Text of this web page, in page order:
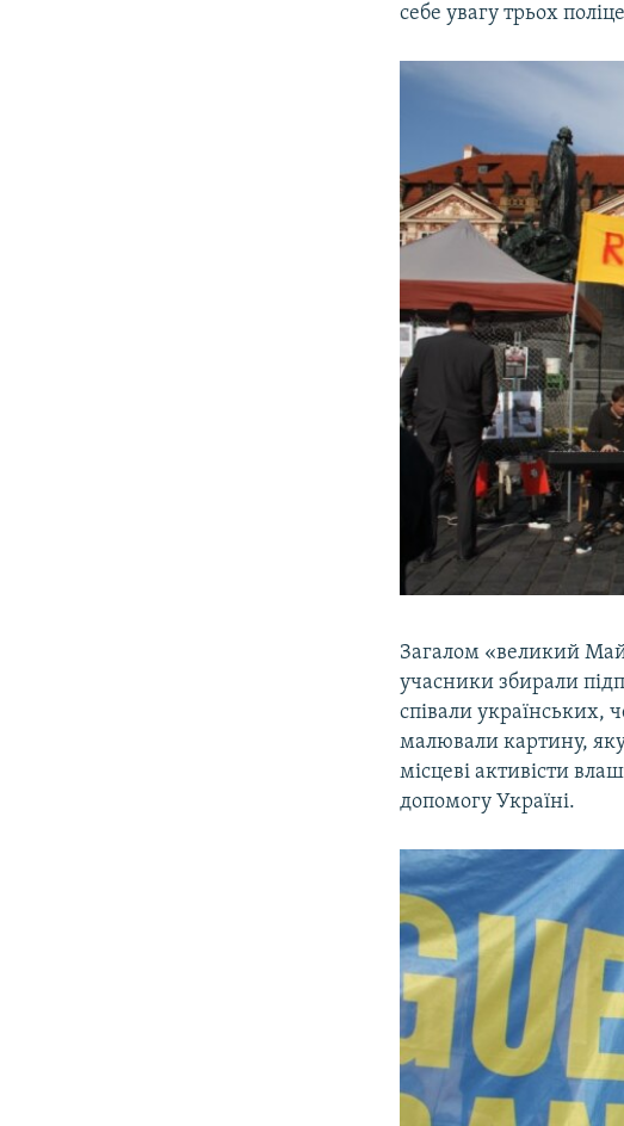
себе увагу трьох
Загалом «великий
учасники збирали
співали українських,
малювали картину,
місцеві активісти
допомогу Україні.